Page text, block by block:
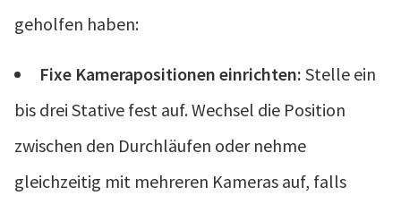
geholfen haben:
Fixe Kamerapositionen einrichten: Stelle ein
bis drei Stative fest auf. Wechsel die Position
zwischen den Durchläufen oder nehme
gleichzeitig mit mehreren Kameras auf, falls